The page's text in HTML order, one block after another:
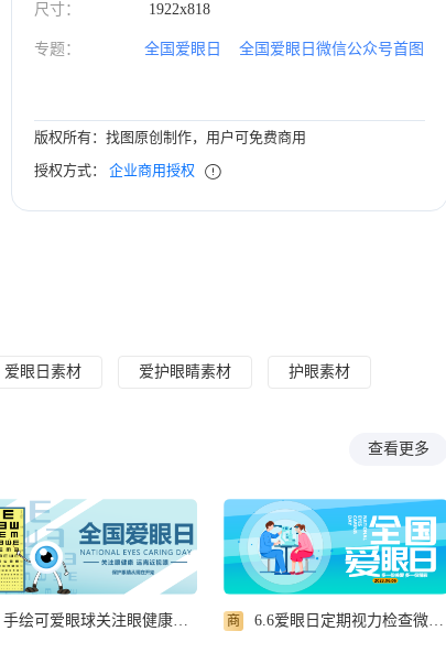
尺寸： 1922x818
专题： 全国爱眼日 全国爱眼日微信公众号首图
版权所有：找图原创制作，用户可免费商用
授权方式：企业商用授权
爱眼日素材 爱护眼睛素材 护眼素材
查看更多
商